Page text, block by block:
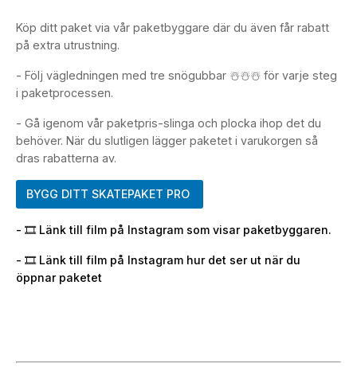
Köp ditt paket via vår paketbyggare där du även får rabatt
på extra utrustning.
- Följ vägledningen med tre snögubbar ☃️☃️☃️ för varje steg
i paketprocessen.
- Gå igenom vår paketpris-slinga och plocka ihop det du
behöver. När du slutligen lägger paketet i varukorgen så
dras rabatterna av.
BYGG DITT SKATEPAKET PRO
- 🎞️ Länk till film på Instagram som visar paketbyggaren.
- 🎞️ Länk till film på Instagram hur det ser ut när du
öppnar paketet